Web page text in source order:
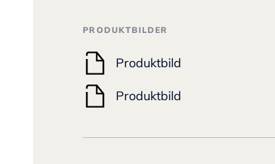
PRODUKTBILDER
Produktbild
Produktbild